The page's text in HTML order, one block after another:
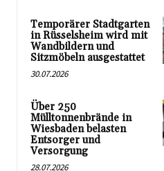
Temporärer Stadtgarten
in Rüsselsheim wird mit
Wandbildern und
Sitzmöbeln ausgestattet
30.07.2026
Über 250
Mülltonnenbrände in
Wiesbaden belasten
Entsorger und
Versorgung
28.07.2026